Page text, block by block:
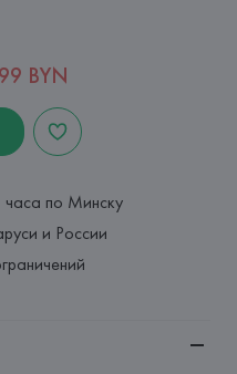
BYN
часа по Минску
и России